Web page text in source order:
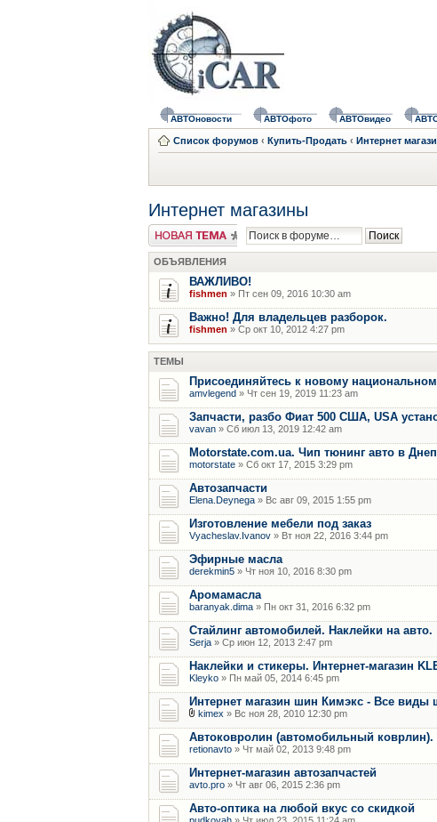
АВТОновости АВТОфото АВТОвидео
Список форумов ‹ Купить-Продать ‹ Интернет
Интернет магазины
Новая тема
ОБЪЯВЛЕНИЯ
ВАЖЛИВО!
fishmen » Пт сен 09, 2016 10:30 am
Важно! Для владельцев разборок.
fishmen » Ср окт 10, 2012 4:27 pm
ТЕМЫ
Присоединяйтесь к новому
amvlegend » Чт сен 19, 2019 11:23 am
Запчасти, разбо Фиат 500 США, USA
vavan » Сб июл 13, 2019 12:42 am
Motorstate.com.ua. Чип тюнинг авто в
motorstate » Сб окт 17, 2015 3:29 pm
Автозапчасти
Elena.Deynega » Вс авг 09, 2015 1:55 pm
Изготовление мебели под заказ
Vyacheslav.Ivanov » Вт ноя 22, 2016 3:44 pm
Эфирные масла
derekmin5 » Чт ноя 10, 2016 8:30 pm
Аромамасла
baranyak.dima » Пн окт 31, 2016 6:32 pm
Стайлинг автомобилей. Наклейки на авто.
Serja » Ср июн 12, 2013 2:47 pm
Наклейки и стикеры. Интернет-магазин
Kleyko » Пн май 05, 2014 6:45 pm
Интернет магазин шин Кимэкс - Все виды
kimex » Вс ноя 28, 2010 12:30 pm
Автоковролин (автомобильный коврлин).
retionavto » Чт май 02, 2013 9:48 pm
Интернет-магазин автозапчастей
avto.pro » Чт авг 06, 2015 2:36 pm
Авто-оптика на любой вкус со скидкой